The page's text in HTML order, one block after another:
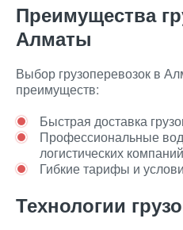
Преимущества
Алматы
Выбор грузоперевозок в
преимуществ:
Быстрая доставка
Профессиональные
логистических
Гибкие тарифы и
Технологии